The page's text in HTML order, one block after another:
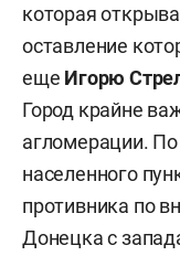
которая
оставление
еще Игорю
Город крайне
агломерации.
населенного
противника по
Донецка с